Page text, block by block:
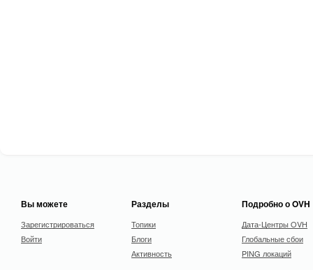
Вы можете
Зарегистрироваться
Войти
Разделы
Топики
Блоги
Активность
Подробно о OVH
Дата-Центры OVH
Глобальные сбои
PING локаций